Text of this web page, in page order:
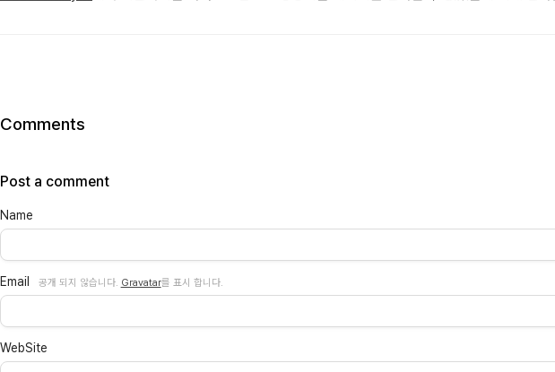
Comments
Post a comment
Name
Email 공개 되지 않습니다. Gravatar를 표시 합니다.
WebSite